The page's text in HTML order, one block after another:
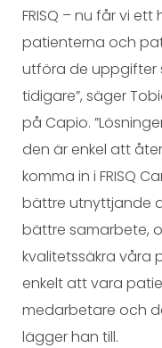
FRISQ – nu får vi
patienterna och
utföra de uppgifter
tidigare”, säger
på Capio.
den är enkel att
komma in i FRISQ
bättre utnyttjande
bättre samarbete,
kvalitetssäkra våra
enkelt att vara
medarbetare och
lägger han till.